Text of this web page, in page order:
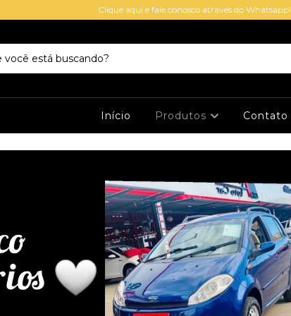
Clique aqui e fale conosco através do Whatsapp!
Início Produtos Contato